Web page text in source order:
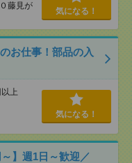
藤見が
気になる！
お仕事！部品の入
上
気になる！
】週1日～歓迎／